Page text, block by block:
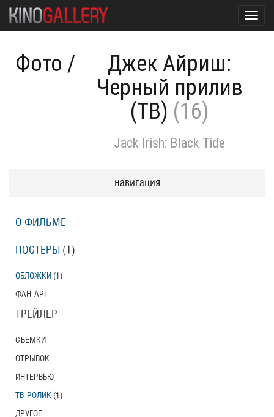
Фото /
Джек Айриш:
Черный прилив
(ТВ) (16)
Jack Irish: Black Tide
навигация
О ФИЛЬМЕ
ПОСТЕРЫ (1)
ОБЛОЖКИ (1)
ФАН-АРТ
ТРЕЙЛЕР
СЪЕМКИ
ОТРЫВОК
ИНТЕРВЬЮ
ТВ-РОЛИК (1)
ДРУГОЕ